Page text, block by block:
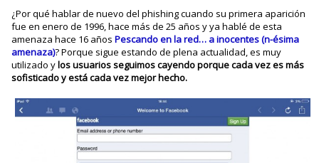
¿Por qué hablar de nuevo del phishing cuando su primera aparición
fue en enero de 1996, hace más de 25 años y ya hablé de esta
amenaza hace 16 añosPescando en la red… a inocentes (n-ésima
amenaza)? Porque sigue estando de plena actualidad, es muy
utilizado ylos usuarios seguimos cayendo porque cada vez es más
sofisticado y está cada vez mejor hecho.